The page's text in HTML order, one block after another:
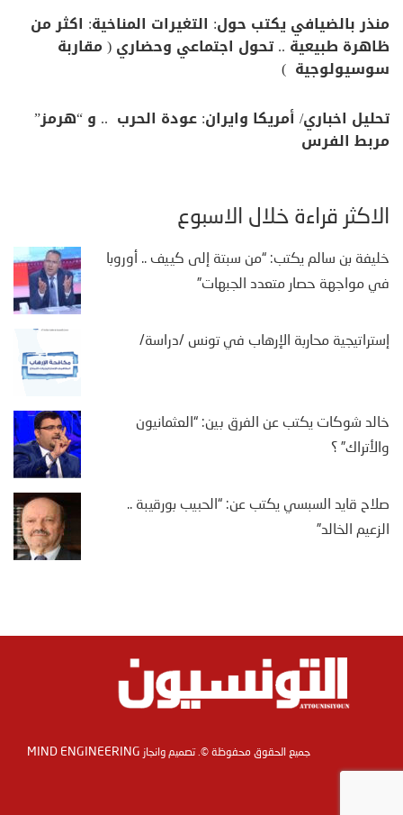
منذر بالضيافي يكتب حول: التغيرات المناخية: اكثر من
ظاهرة طبيعية .. تحول اجتماعي وحضاري ( مقاربة
سوسيولوجية )
تحليل اخباري/ أمريكا وايران: عودة الحرب .. و “هرمز”
مربط الفرس
الأكثر قراءة خلال الأسبوع
خليفة بن سالم يكتب: “من سبتة إلى كييف .. أوروبا
في مواجهة حصار متعدد الجبهات”
إستراتيجية محاربة الإرهاب في تونس /دراسة/
خالد شوكات يكتب عن الفرق بين: “العثمانيون
والأتراك” ؟
صلاح قايد السبسي يكتب عن: “الحبيب بورقيبة ..
الزعيم الخالد”
جميع الحقوق محفوظة ©. تصميم وانجاز MIND ENGINEERING